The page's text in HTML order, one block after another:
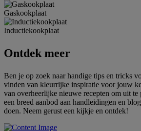
Gaskookplaat
Inductiekookplaat
Ontdek meer
Ben je op zoek naar handige tips en tricks
vinden van kleurrijke inspiratie voor jouw
van overheerlijke nieuwe recepten om uit te
een breed aanbod aan handleidingen en
doen. Neem gerust een kijkje en ontdek!